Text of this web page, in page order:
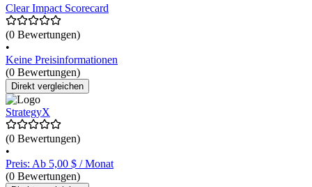
Clear Impact Scorecard
(0 Bewertungen)
•
Keine Preisinformationen
(0 Bewertungen)
Direkt vergleichen
StrategyX
(0 Bewertungen)
•
Preis: Ab 5,00 $ / Monat
(0 Bewertungen)